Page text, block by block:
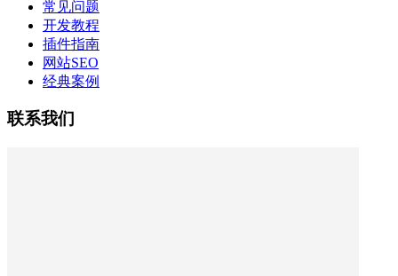
常见问题
开发教程
插件指南
网站SEO
经典案例
联系我们